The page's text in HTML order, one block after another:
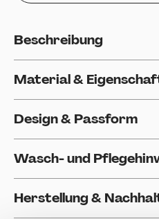
Beschreibung
Material &
Design & Passform
Wasch- und
Herstellung &